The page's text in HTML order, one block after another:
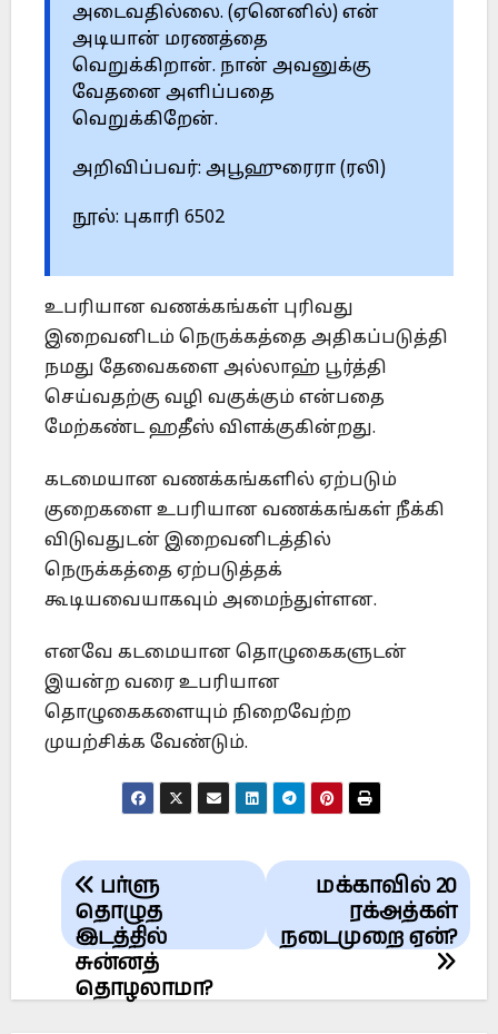
அடைவதில்லை. (ஏனெனில்) என்
அடியான் மரணத்தை
வெறுக்கிறான். நான் அவனுக்கு
வேதனை அளிப்பதை
வெறுக்கிறேன்.
அறிவிப்பவர்: அபூஹுரைரா (ரலி)
நூல்: புகாரி 6502
உபரியான வணக்கங்கள் புரிவது
இறைவனிடம் நெருக்கத்தை அதிகப்படுத்தி
நமது தேவைகளை அல்லாஹ் பூர்த்தி
செய்வதற்கு வழி வகுக்கும் என்பதை
மேற்கண்ட ஹதீஸ் விளக்குகின்றது.
கடமையான வணக்கங்களில் ஏற்படும்
குறைகளை உபரியான வணக்கங்கள் நீக்கி
விடுவதுடன் இறைவனிடத்தில்
நெருக்கத்தை ஏற்படுத்தக்
கூடியவையாகவும் அமைந்துள்ளன.
எனவே கடமையான தொழுகைகளுடன்
இயன்ற வரை உபரியான
தொழுகைகளையும் நிறைவேற்ற
முயற்சிக்க வேண்டும்.
Post
navigation
மக்காவில் 20
ரக்அத்கள்
நடைமுறை ஏன்?
பர்ளு
தொழுத
இடத்தில்
சுன்னத்
தொழலாமா?